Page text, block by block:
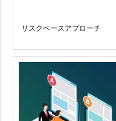
リスクベースアプローチ